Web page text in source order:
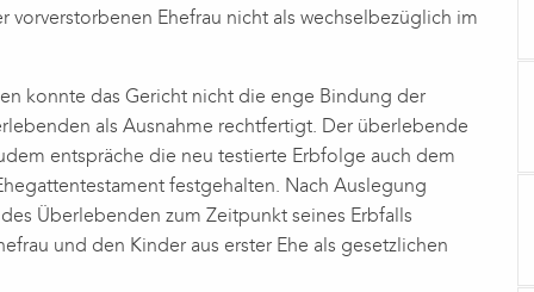
vorverstorbenen Ehefrau nicht als wechselbezüglich im
konnte das Gericht nicht die enge Bindung der
als Ausnahme rechtfertigt. Der überlebende
entspräche die neu testierte Erbfolge auch dem
festgehalten. Nach Auslegung
Überlebenden zum Zeitpunkt seines Erbfalls
und den Kinder aus erster Ehe als gesetzlichen